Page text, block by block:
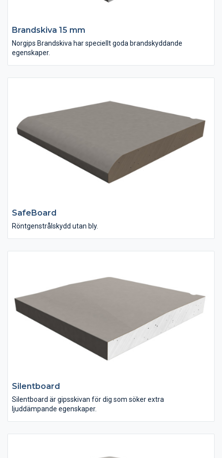
Brandskiva 15 mm
Norgips Brandskiva har speciellt goda brandskyddande
egenskaper.
SafeBoard
Röntgenstrålskydd utan bly.
Silentboard
Silentboard är gipsskivan för dig som söker extra
ljuddämpande egenskaper.